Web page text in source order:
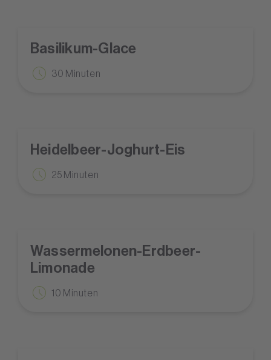
Basilikum-Glace
30 Minuten
Heidelbeer-Joghurt-Eis
25 Minuten
Wassermelonen-Erdbeer-
Limonade
10 Minuten